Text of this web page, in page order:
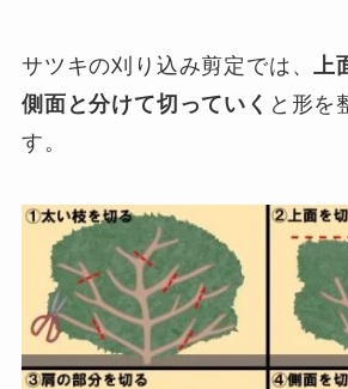
サツキの刈り込み剪定では、
側面と分けて切っていく と形を
す。